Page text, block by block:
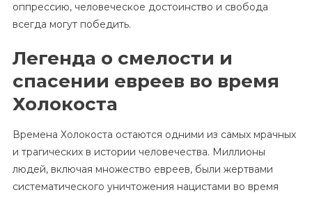
оппрессию, человеческое достоинство и свобода
всегда могут победить.
Легенда о смелости и
спасении евреев во время
Холокоста
Времена Холокоста остаются одними из самых мрачных
и трагических в истории человечества. Миллионы
людей, включая множество евреев, были жертвами
систематического уничтожения нацистами во время